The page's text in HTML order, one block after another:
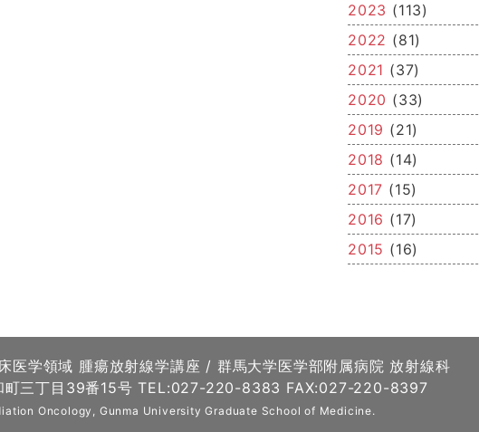
2023 (113)
2022 (81)
2021 (37)
2020 (33)
2019 (21)
2018 (14)
2017 (15)
2016 (17)
2015 (16)
医学領域 腫瘍放射線学講座 / 群馬大学医学部附属病院 放射線科
町三丁目39番15号 TEL:027-220-8383 FAX:027-220-8397
Oncology, Gunma University Graduate School of Medicine.